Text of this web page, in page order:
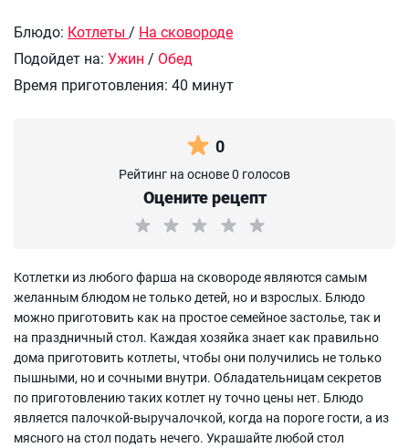
Блюдо: Котлеты / На сковороде
Подойдет на: Ужин / Обед
Время приготовления: 40 минут
0
Рейтинг на основе 0 голосов
Оцените рецепт
Котлетки из любого фарша на сковороде являются самым
желанным блюдом не только детей, но и взрослых. Блюдо
можно приготовить как на простое семейное застолье, так и
на праздничный стол. Каждая хозяйка знает как правильно
дома приготовить котлеты, чтобы они получились не только
пышными, но и сочными внутри. Обладательницам секретов
по приготовлению таких котлет ну точно цены нет. Блюдо
является палочкой-выручалочкой, когда на пороге гости, а из
мясного на стол подать нечего. Украшайте любой стол